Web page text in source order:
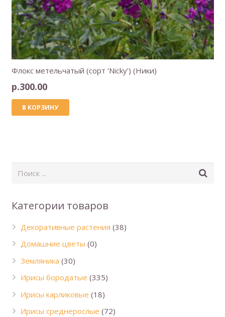
Флокс метельчатый (сорт ‘Nicky’) (Ники)
р.300.00
В КОРЗИНУ
Категории товаров
Декоративные растения (38)
Домашние цветы (0)
Земляника (30)
Ирисы бородатые (335)
Ирисы карликовые (18)
Ирисы среднерослые (72)